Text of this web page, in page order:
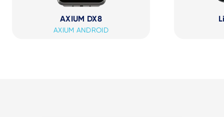
AXIUM DX8
AXIUM ANDROID